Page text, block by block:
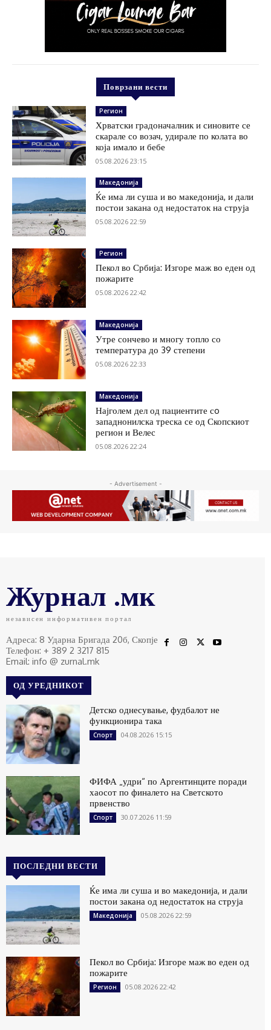
Поврзани вести
Регион
Хрватски градоначалник и синовите се
скарале со возач, удирале по колата во
која имало и бебе
05.08.2026 23:15
Македонија
Ќе има ли суша и во македонија, и дали
постои закана од недостаток на струја
05.08.2026 22:59
Регион
Пекол во Србија: Изгоре маж во еден од
пожарите
05.08.2026 22:42
Македонија
Утре сончево и многу топло со
температура до 39 степени
05.08.2026 22:33
Македонија
Најголем дел од пациентите сo
западнонилска треска се од Скопскиот
регион и Велес
05.08.2026 22:24
- Advertisement -
Журнал .мк
независен информативен портал
Адреса: 8 Ударна Бригада 20б, Скопје
Телефон: + 389 2 3217 815
Email: info @ zurnal.mk
ОД УРЕДНИКОТ
Детско однесување, фудбалот не
функционира така
Спорт 04.08.2026 15:15
ФИФА „удри“ по Аргентинците поради
хаосот по финалето на Светското
првенство
Спорт 30.07.2026 11:59
ПОСЛЕДНИ ВЕСТИ
Ќе има ли суша и во македонија, и дали
постои закана од недостаток на струја
Македонија 05.08.2026 22:59
Пекол во Србија: Изгоре маж во еден од
пожарите
Регион 05.08.2026 22:42